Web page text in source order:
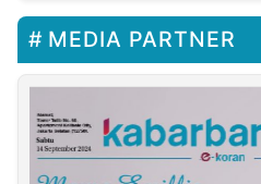
MEDIA PARTNER